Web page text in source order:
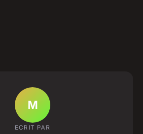
M
ECRIT PAR